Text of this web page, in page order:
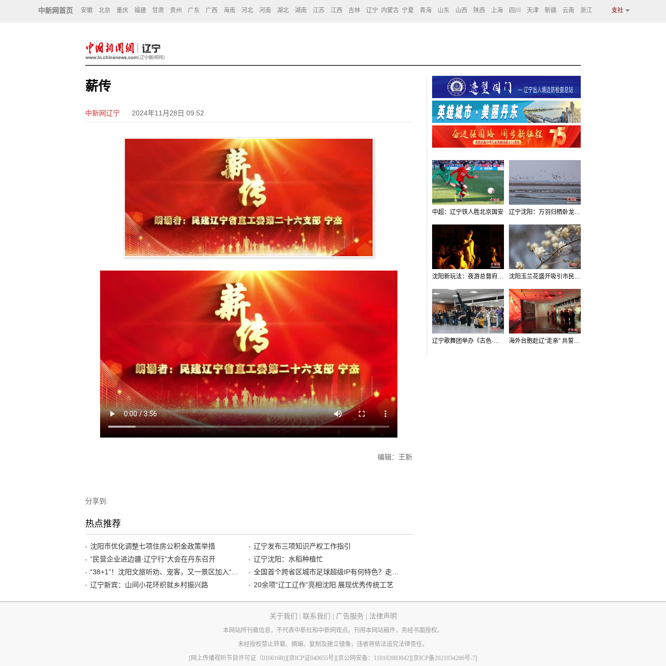
中新网首页 安徽 北京 重庆 福建 甘肃 贵州 广东 广西 海南 河北 河南 湖北 湖南 江苏 江西 吉林 辽宁 内蒙古 宁夏 青海 山东 山西 陕西 上海 四川 天津 新疆 云南 浙江 支社
薪传
中新网辽宁 2024年11月28日 09:52
编辑：王新
分享到:
热点推荐
沈阳市优化调整七项住房公积金政策举措
辽宁发布三项知识产权工作指引
“民营企业进边疆·辽宁行”大会在丹东召开
辽宁沈阳：水稻种植忙
“38+1”！沈阳文旅听劝、宠客，又一景区加入“东北超”优惠名单！
全国首个跨省区城市足球超级IP有何特色？走进沈阳现场去看看
辽宁新宾：山间小花环织就乡村振兴路
20余项“辽工辽作”亮相沈阳 展现优秀传统工艺
中超：辽宁铁人胜北京国安 辽宁沈阳：万羽归栖卧龙湖看群鸟齐飞
沈阳新玩法：夜游总督府，当一回“赴宴者” 沈阳玉兰花盛开吸引市民打卡
辽宁歌舞团举办《古色·国宝辽宁》排练开放日活动 海外台胞赴辽“走亲” 共誓“和平初心”
关于我们 联系我们 广告服务 法律声明
本网站所刊载信息，不代表中新社和中新网观点。刊用本网站稿件，务经书面授权。
未经授权禁止转载、摘编、复制及建立镜像，违者将依法追究法律责任。
[网上传播视听节目许可证（0106168)] [京ICP证040655号] [京公网安备：110102003042] [京ICP备2021034286号-7]